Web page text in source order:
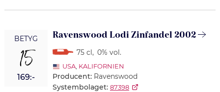
BETYG
15
169:-
Ravenswood Lodi Zinfandel 2002
75 cl, 0% vol.
USA, KALIFORNIEN
Producent: Ravenswood
Systembolaget: 87398